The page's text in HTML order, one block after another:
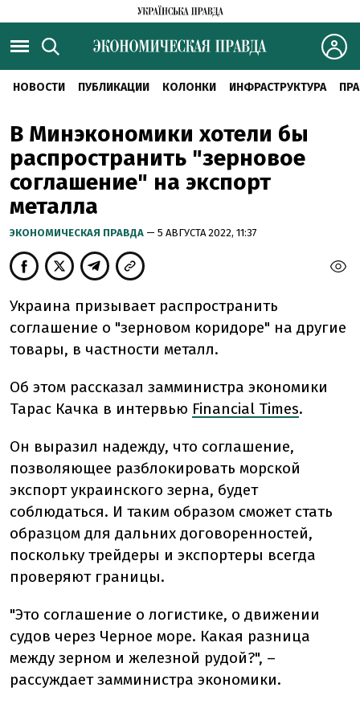
НОВОСТИ ПУБЛИКАЦИИ КОЛОНКИ ИНФРАСТРУКТУРА
В Минэкономики хотели бы
распространить "зерновое
соглашение" на экспорт
металла
ЭКОНОМИЧЕСКАЯ ПРАВДА — 5 АВГУСТА 2022, 11:37
Украина призывает распространить
соглашение о "зерновом коридоре" на другие
товары, в частности металл.
Об этом рассказал замминистра экономики
Тарас Качка в интервью Financial Times.
Он выразил надежду, что соглашение,
позволяющее разблокировать морской
экспорт украинского зерна, будет
соблюдаться. И таким образом сможет стать
образцом для дальних договоренностей,
поскольку трейдеры и экспортеры всегда
проверяют границы.
"Это соглашение о логистике, о движении
судов через Черное море. Какая разница
между зерном и железной рудой?", –
рассуждает замминистра экономики.